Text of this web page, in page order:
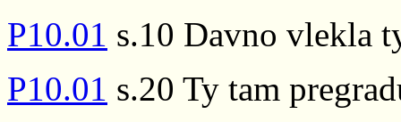
P10.01 s.10 Davno vlekla
P10.01 s.20 Ty tam